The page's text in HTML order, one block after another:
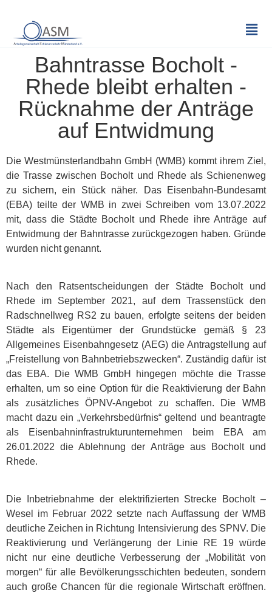
Bahntrasse Bocholt -
Rhede bleibt erhalten -
Rücknahme der Anträge
auf Entwidmung
Die Westmünsterlandbahn GmbH (WMB) kommt ihrem Ziel,
die Trasse zwischen Bocholt und Rhede als Schienenweg
zu sichern, ein Stück näher. Das Eisenbahn-Bundesamt
(EBA) teilte der WMB in zwei Schreiben vom 13.07.2022
mit, dass die Städte Bocholt und Rhede ihre Anträge auf
Entwidmung der Bahntrasse zurückgezogen haben. Gründe
wurden nicht genannt.
Nach den Ratsentscheidungen der Städte Bocholt und
Rhede im September 2021, auf dem Trassenstück den
Radschnellweg RS2 zu bauen, erfolgte seitens der beiden
Städte als Eigentümer der Grundstücke gemäß § 23
Allgemeines Eisenbahngesetz (AEG) die Antragstellung auf
„Freistellung von Bahnbetriebszwecken“. Zuständig dafür ist
das EBA. Die WMB GmbH hingegen möchte die Trasse
erhalten, um so eine Option für die Reaktivierung der Bahn
als zusätzliches ÖPNV-Angebot zu schaffen. Die WMB
macht dazu ein „Verkehrsbedürfnis“ geltend und beantragte
als Eisenbahninfrastrukturunternehmen beim EBA am
26.01.2022 die Ablehnung der Anträge aus Bocholt und
Rhede.
Die Inbetriebnahme der elektrifizierten Strecke Bocholt –
Wesel im Februar 2022 setzte nach Auffassung der WMB
deutliche Zeichen in Richtung Intensivierung des SPNV. Die
Reaktivierung und Verlängerung der Linie RE 19 würde
nicht nur eine deutliche Verbesserung der „Mobilität von
morgen“ für alle Bevölkerungsschichten bedeuten, sondern
auch große Chancen für die regionale Wirtschaft eröffnen.